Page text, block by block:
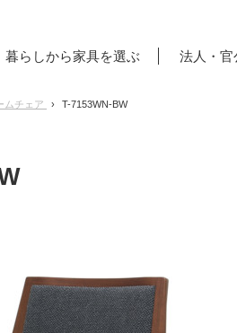
暮らしから家具を選ぶ 法人・官
ムチェア T-7153WN-BW